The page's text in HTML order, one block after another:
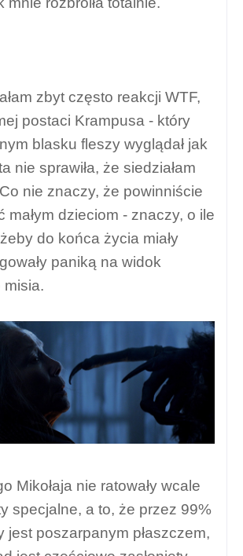
zbyt często reakcji WTF,
postaci Krampusa - który
blasku fleszy wyglądał jak
nie sprawiła, że siedziałam
nie znaczy, że powinniście
małym dzieciom - znaczy, o ile
do końca życia miały
paniką na widok
misia.
Mikołaja nie ratowały wcale
specjalne, a to, że przez 99%
jest poszarpanym płaszczem,